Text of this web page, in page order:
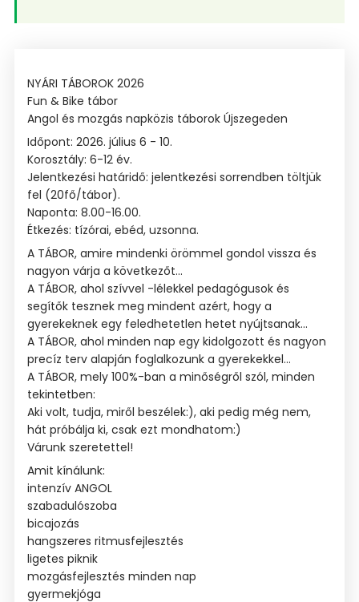
NYÁRI TÁBOROK 2026
Fun & Bike tábor
Angol és mozgás napközis táborok Újszegeden
Időpont: 2026. július 6 - 10.
Korosztály: 6-12 év.
Jelentkezési határidő: jelentkezési sorrendben töltjük
fel (20fő/tábor).
Naponta: 8.00-16.00.
Étkezés: tízórai, ebéd, uzsonna.
A TÁBOR, amire mindenki örömmel gondol vissza és
nagyon várja a következőt...
A TÁBOR, ahol szívvel -lélekkel pedagógusok és
segítők tesznek meg mindent azért, hogy a
gyerekeknek egy feledhetetlen hetet nyújtsanak...
A TÁBOR, ahol minden nap egy kidolgozott és nagyon
precíz terv alapján foglalkozunk a gyerekekkel...
A TÁBOR, mely 100%-ban a minőségről szól, minden
tekintetben:
Aki volt, tudja, miről beszélek:), aki pedig még nem,
hát próbálja ki, csak ezt mondhatom:)
Várunk szeretettel!
Amit kínálunk:
intenzív ANGOL
szabadulószoba
bicajozás
hangszeres ritmusfejlesztés
ligetes piknik
mozgásfejlesztés minden nap
gyermekjóga